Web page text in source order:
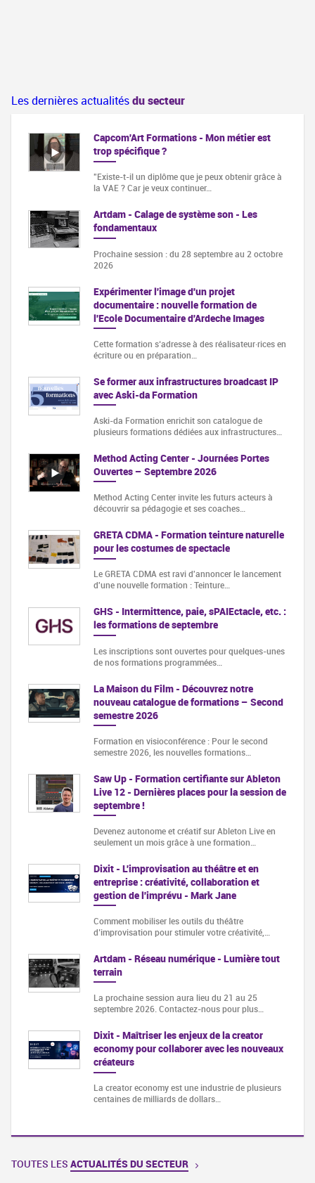
Les dernières actualitésdu secteur
Capcom'Art Formations - Mon métier est
trop spécifique ?
"Existe-t-il un diplôme que je peux obtenir grâce à
la VAE ? Car je veux continuer…
Artdam - Calage de système son - Les
fondamentaux
Prochaine session : du 28 septembre au 2 octobre
2026
Expérimenter l'image d'un projet
documentaire : nouvelle formation de
l'Ecole Documentaire d'Ardeche Images
Cette formation s‘adresse à des réalisateur·rices en
écriture ou en préparation…
Se former aux infrastructures broadcast IP
avec Aski-da Formation
Aski-da Formation enrichit son catalogue de
plusieurs formations dédiées aux infrastructures…
Method Acting Center - Journées Portes
Ouvertes – Septembre 2026
Method Acting Center invite les futurs acteurs à
découvrir sa pédagogie et ses coaches…
GRETA CDMA - Formation teinture naturelle
pour les costumes de spectacle
Le GRETA CDMA est ravi d'annoncer le lancement
d'une nouvelle formation : Teinture…
GHS - Intermittence, paie, sPAIEctacle, etc. :
les formations de septembre
Les inscriptions sont ouvertes pour quelques-unes
de nos formations programmées…
La Maison du Film - Découvrez notre
nouveau catalogue de formations – Second
semestre 2026
Formation en visioconférence : Pour le second
semestre 2026, les nouvelles formations…
Saw Up - Formation certifiante sur Ableton
Live 12 - Dernières places pour la session de
septembre !
Devenez autonome et créatif sur Ableton Live en
seulement un mois grâce à une formation…
Dixit - L'improvisation au théâtre et en
entreprise : créativité, collaboration et
gestion de l'imprévu - Mark Jane
Comment mobiliser les outils du théâtre
d’improvisation pour stimuler votre créativité,…
Artdam - Réseau numérique - Lumière tout
terrain
La prochaine session aura lieu du 21 au 25
septembre 2026. Contactez-nous pour plus…
Dixit - Maîtriser les enjeux de la creator
economy pour collaborer avec les nouveaux
créateurs
La creator economy est une industrie de plusieurs
centaines de milliards de dollars…
TOUTES LES ACTUALITÉS DU SECTEUR